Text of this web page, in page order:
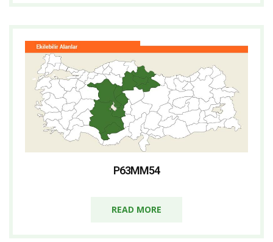
P63MM54
READ MORE